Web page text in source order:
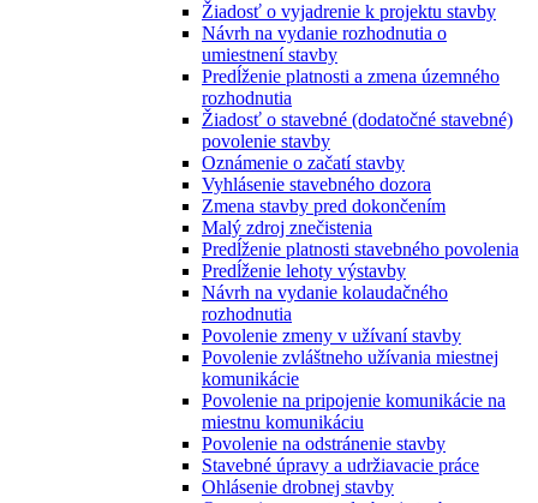
Žiadosť o vyjadrenie k projektu stavby
Návrh na vydanie rozhodnutia o
umiestnení stavby
Predĺženie platnosti a zmena územného
rozhodnutia
Žiadosť o stavebné (dodatočné stavebné)
povolenie stavby
Oznámenie o začatí stavby
Vyhlásenie stavebného dozora
Zmena stavby pred dokončením
Malý zdroj znečistenia
Predĺženie platnosti stavebného povolenia
Predĺženie lehoty výstavby
Návrh na vydanie kolaudačného
rozhodnutia
Povolenie zmeny v užívaní stavby
Povolenie zvláštneho užívania miestnej
komunikácie
Povolenie na pripojenie komunikácie na
miestnu komunikáciu
Povolenie na odstránenie stavby
Stavebné úpravy a udržiavacie práce
Ohlásenie drobnej stavby